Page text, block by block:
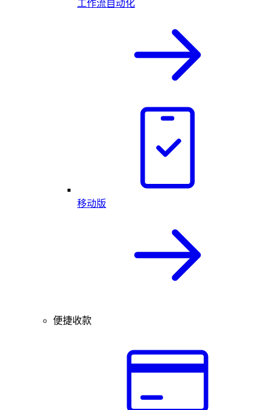
工作流自动化
移动版
便捷收款